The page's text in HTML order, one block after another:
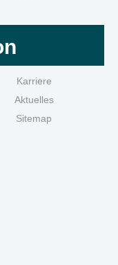
Karriere
Aktuelles
Sitemap